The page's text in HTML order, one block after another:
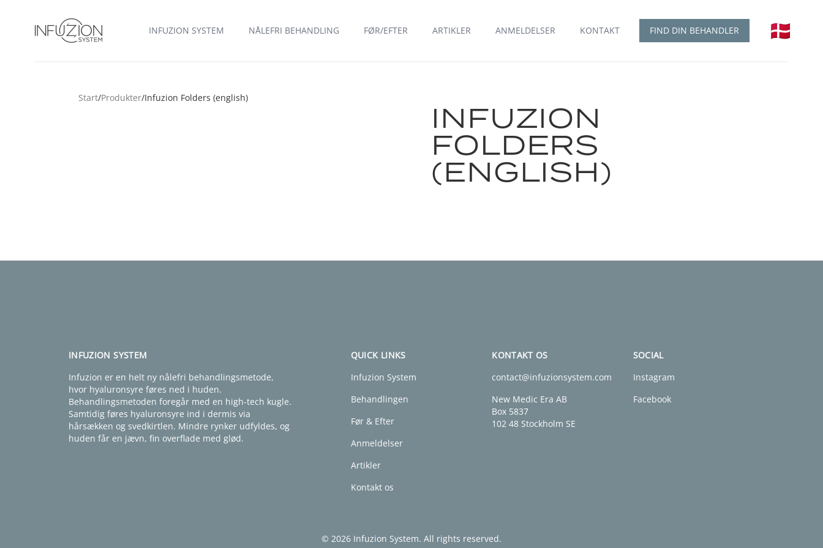
Infuzion System INFUZION SYSTEM NÅLEFRI BEHANDLING FØR/EFTER ARTIKLER ANMELDELSER KONTAKT FIND DIN BEHANDLER 🇩🇰
dansk
Start/Produkter/Infuzion Folders (english)
INFUZION
FOLDERS
(ENGLISH)
INFUZION SYSTEM
Infuzion er en helt ny nålefri behandlingsmetode,
hvor hyaluronsyre føres ned i huden.
Behandlingsmetoden foregår med en high-tech kugle.
Samtidig føres hyaluronsyre ind i dermis via
hårsækken og svedkirtlen. Mindre rynker udfyldes, og
huden får en jævn, fin overflade med glød.
QUICK LINKS
Infuzion System
Behandlingen
Før & Efter
Anmeldelser
Artikler
Kontakt os
KONTAKT OS
contact@infuzionsystem.com
New Medic Era AB
Box 5837
102 48 Stockholm SE
SOCIAL
Instagram
Facebook
© 2026 Infuzion System. All rights reserved.